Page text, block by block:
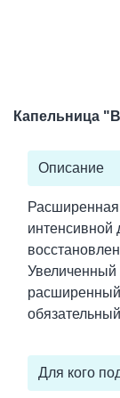
Капельница
Описание
интенсивной
Увеличенный
расширенный
Для кого